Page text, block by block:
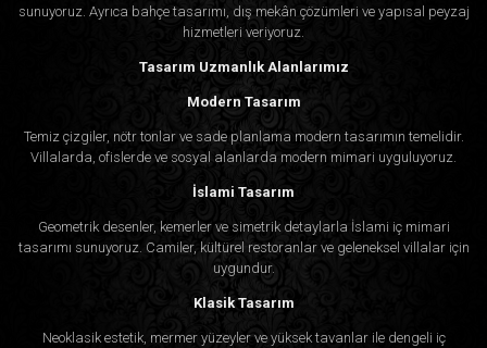
sunuyoruz. Ayrıca bahçe tasarımı, dış mekân çözümleri ve yapısal peyzaj
hizmetleri veriyoruz.
Tasarım Uzmanlık Alanlarımız
Modern Tasarım
Temiz çizgiler, nötr tonlar ve sade planlama modern tasarımın temelidir.
Villalarda, ofislerde ve sosyal alanlarda modern mimari uyguluyoruz.
İslami Tasarım
Geometrik desenler, kemerler ve simetrik detaylarla İslami iç mimari
tasarımı sunuyoruz. Camiler, kültürel restoranlar ve geleneksel villalar için
uygundur.
Klasik Tasarım
Neoklasik estetik, mermer yüzeyler ve yüksek tavanlar ile dengeli iç